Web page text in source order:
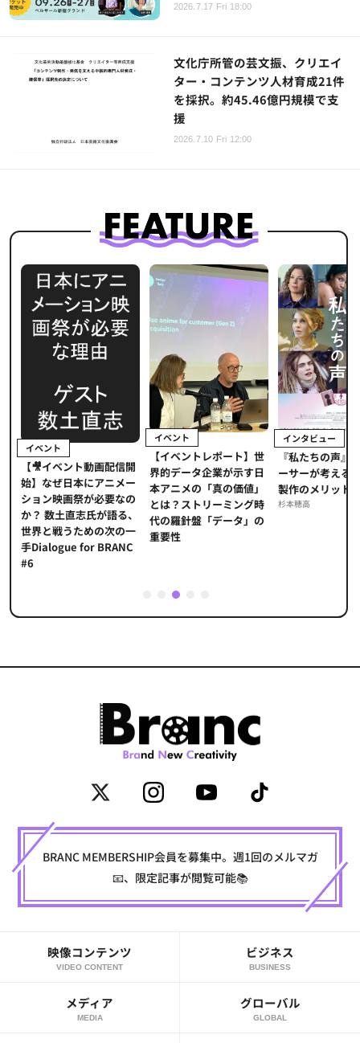
2026.7.17 Fri 18:00
文化庁所管の芸文振、クリエイ
ター・コンテンツ人材育成21件
を採択。約45.46億円規模で支
援
2026.7.10 Fri 12:00
イベント
【🎥イベント動画配信開
始】なぜ日本にアニメー
ション映画祭が必要なの
か？ 数土直志氏が語る、
世界と戦うための次の一
手Dialogue for BRANC
#6
イベント
【イベントレポート】世
界的データ企業が示す日
本アニメの「真の価値」
とは？ストリーミング時
代の羅針盤「データ」の
重要性
インタビュー
『私たちの声』
ーサーが考える
製作のメリット
杉本穂高
3
BRANC MEMBERSHIP会員を募集中。週1回のメルマガ
📧、限定記事が閲覧可能📚
映像コンテンツ
VIDEO CONTENT
ビジネス
BUSINESS
メディア
MEDIA
グローバル
GLOBAL